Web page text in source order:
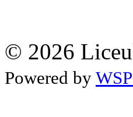
© 2026
Powered by